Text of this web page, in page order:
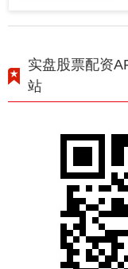
实盘股票配资
站